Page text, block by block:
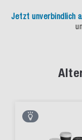
Jetzt unverbindlich